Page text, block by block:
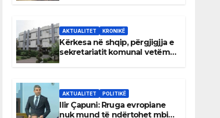
AKTUALITET KRONIKË
Kërkesa në shqip, përgjigjja e
sekretariatit komunal vetëm
AKTUALITET POLITIKË
Ilir Çapuni: Rruga evropiane
nuk mund të ndërtohet mbi